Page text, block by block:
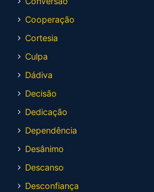
Cooperação
Cortesia
Culpa
Dádiva
Decisão
Dedicação
Dependência
Desânimo
Descanso
Desconfiança